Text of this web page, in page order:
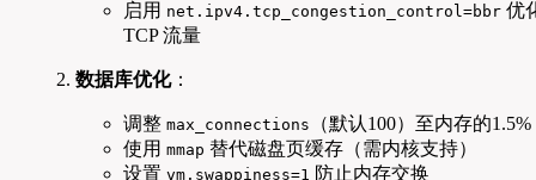
启用 net.ipv4.tcp_congestion_control=bbr 优
TCP 流量
数据库优化：
调整 max_connections
（默认100）至内存的1.5%
使用 mmap 替代磁盘页缓存（需内核支持）
设置 vm.swappiness=1 防止内存交换